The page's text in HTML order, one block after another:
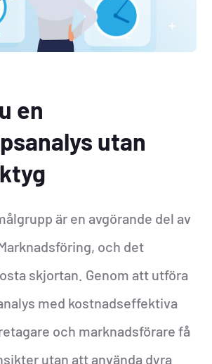
en
utan
är en avgörande del av
och det
skjortan. Genom att utföra
med kostnadseffektiva
och marknadsförare få
utan att använda dyra